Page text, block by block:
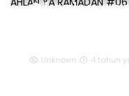
🔴 [LIVE] MAJLIS
Unknown 4 tahun